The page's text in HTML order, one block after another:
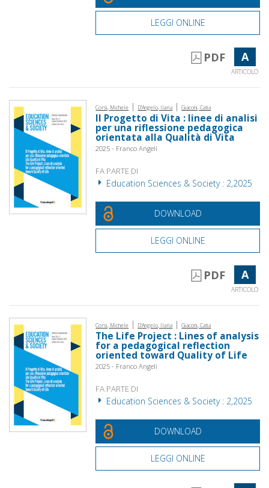
LEGGI ONLINE
PDF A
ARTICOLO
Corsi, Michele | D'Angelo, Ilaria | Giaconi, Catia
Il Progetto di Vita : linee di analisi
per una riflessione pedagogica
orientata alla Qualità di Vita
2025 - Franco Angeli
FA PARTE DI
Education Sciences & Society : 2,2025
DOWNLOAD
LEGGI ONLINE
PDF A
ARTICOLO
Corsi, Michele | D'Angelo, Ilaria | Giaconi, Catia
The Life Project : Lines of analysis
for a pedagogical reflection
oriented toward Quality of Life
2025 - Franco Angeli
FA PARTE DI
Education Sciences & Society : 2,2025
DOWNLOAD
LEGGI ONLINE